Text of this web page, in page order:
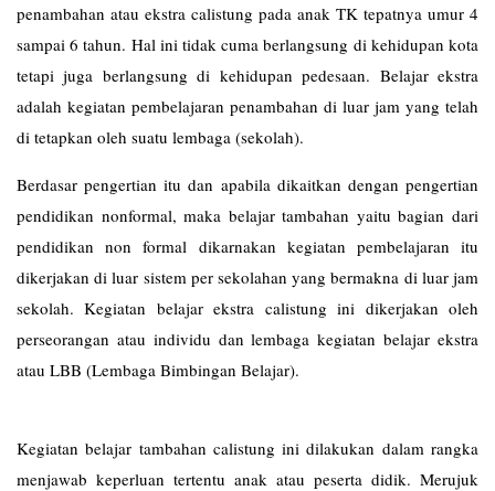
penambahan atau ekstra calistung pada anak TK tepatnya umur 4
sampai 6 tahun. Hal ini tidak cuma berlangsung di kehidupan kota
tetapi juga berlangsung di kehidupan pedesaan. Belajar ekstra
adalah kegiatan pembelajaran penambahan di luar jam yang telah
di tetapkan oleh suatu lembaga (sekolah).
Berdasar pengertian itu dan apabila dikaitkan dengan pengertian
pendidikan nonformal, maka belajar tambahan yaitu bagian dari
pendidikan non formal dikarnakan kegiatan pembelajaran itu
dikerjakan di luar sistem per sekolahan yang bermakna di luar jam
sekolah. Kegiatan belajar ekstra calistung ini dikerjakan oleh
perseorangan atau individu dan lembaga kegiatan belajar ekstra
atau LBB (Lembaga Bimbingan Belajar).
Kegiatan belajar tambahan calistung ini dilakukan dalam rangka
menjawab keperluan tertentu anak atau peserta didik. Merujuk